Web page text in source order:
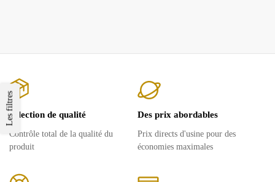
Les filtresSélection de qualité
Contrôle total de la qualité du
produit
Des prix abordables
Prix ​​directs d'usine pour des
économies maximales